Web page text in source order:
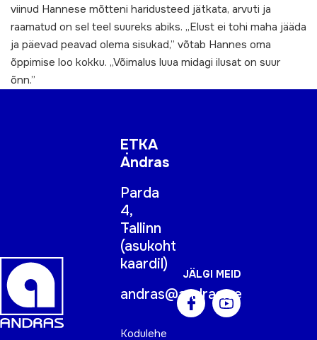
viinud Hannese mõtteni haridusteed jätkata, arvuti ja
raamatud on sel teel suureks abiks. „Elust ei tohi maha jääda
ja päevad peavad olema sisukad,” võtab Hannes oma
õppimise loo kokku. „Võimalus luua midagi ilusat on suur
õnn.”
ETKA
Andras
Parda
4,
Tallinn
(asukoht
kaardil)
andras@andras.ee
Kodulehe
JÄLGI MEID